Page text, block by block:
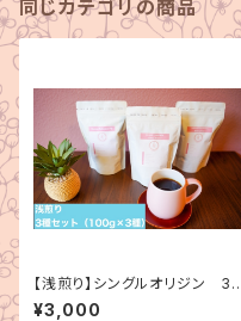
同じカテゴリの商品
【浅煎り】シングルオリジン 3
種セット（100g×3種）
¥3,000